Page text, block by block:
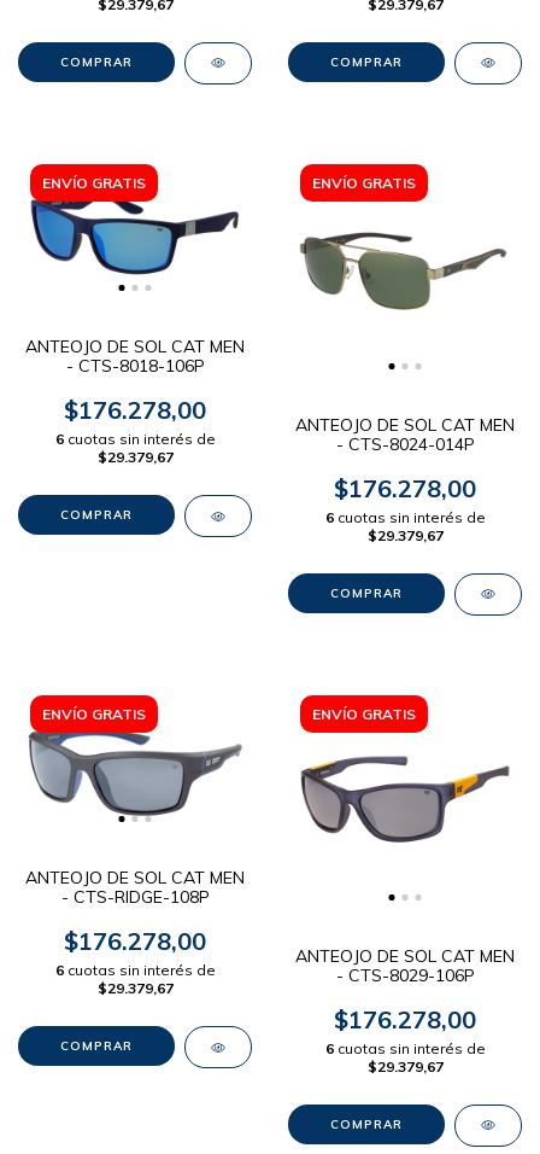
$29.379,67
$29.379,67
ENVÍO GRATIS
ANTEOJO DE SOL CAT MEN
- CTS-8018-106P
$176.278,00
6 cuotas sin interés de
$29.379,67
ENVÍO GRATIS
ANTEOJO DE SOL CAT MEN
- CTS-8024-014P
$176.278,00
6 cuotas sin interés de
$29.379,67
ENVÍO GRATIS
ANTEOJO DE SOL CAT MEN
- CTS-RIDGE-108P
$176.278,00
6 cuotas sin interés de
$29.379,67
ENVÍO GRATIS
ANTEOJO DE SOL CAT MEN
- CTS-8029-106P
$176.278,00
6 cuotas sin interés de
$29.379,67